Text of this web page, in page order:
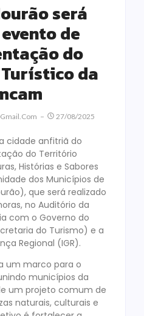
será
de
do
da
27/08/2025
cidade anfitriã do
do Território
Histórias e Sabores
dos Municípios de
que será realizado
no Auditório da
com o Governo do
do Turismo) e a
Regional (IGR).
um marco para o
municípios da
um projeto comum de
naturais, culturais e